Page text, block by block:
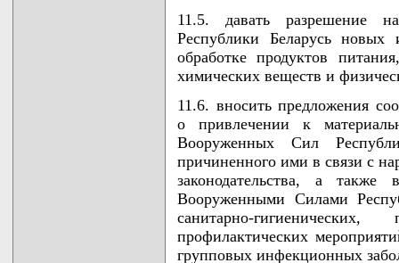
11.5. давать разрешение
Республики Беларусь
обработке продуктов
химических веществ и
11.6. вносить предложения
о привлечении к
Вооруженных Сил
причиненного ими в связи с
законодательства, а также
Вооруженными Силами
санитарно-
профилактических
групповых инфекционных